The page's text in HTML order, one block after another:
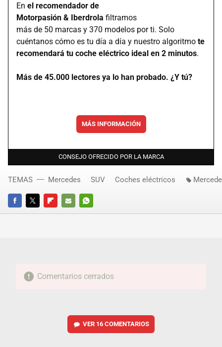
En el recomendador de
Motorpasión & Iberdrola filtramos
más de 50 marcas y 370 modelos por ti. Solo
cuéntanos cómo es tu día a día y nuestro algoritmo te
recomendará tu coche eléctrico ideal en 2 minutos.
Más de 45.000 lectores ya lo han probado. ¿Y tú?
MÁS INFORMACIÓN
CONSEJO OFRECIDO POR LA MARCA
FACEBOOKTWITTERFLIPBOARD
E-
WHATSAPP
TEMAS Mercedes SUV Coches eléctricos
Comentarios cerrados
VER 16 COMENTARIOS